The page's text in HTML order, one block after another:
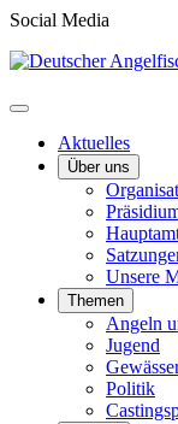
Social Media
Aktuelles
Über uns
Unsere
Themen
Angeln
Jugend
Politik